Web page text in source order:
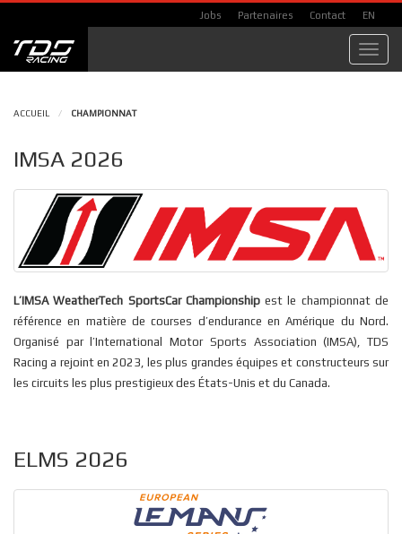
Jobs Partenaires Contact EN
ACCUEIL / CHAMPIONNAT
IMSA 2026
L’IMSA WeatherTech SportsCar Championshipest le championnat de
référence en matière de courses d’endurance en Amérique du Nord.
Organisé par l’International Motor Sports Association (IMSA), TDS
Racing a rejoint en 2023, les plus grandes équipes et constructeurs sur
les circuits les plus prestigieux des États-Unis et du Canada.
ELMS 2026